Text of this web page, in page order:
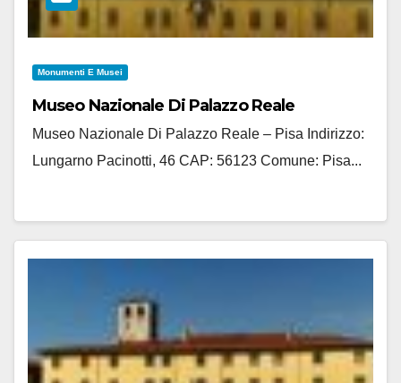
Monumenti E Musei
Museo Nazionale Di Palazzo Reale
Museo Nazionale Di Palazzo Reale – Pisa Indirizzo:
Lungarno Pacinotti, 46 CAP: 56123 Comune: Pisa...